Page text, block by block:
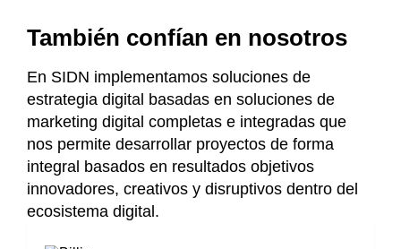
También confían en nosotros
En SIDN implementamos soluciones de
estrategia digital basadas en soluciones de
marketing digital completas e integradas que
nos permite desarrollar proyectos de forma
integral basados en resultados objetivos
innovadores, creativos y disruptivos dentro del
ecosistema digital.